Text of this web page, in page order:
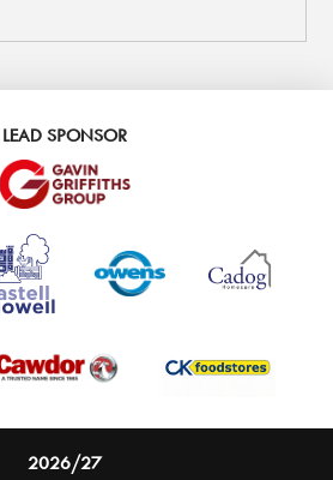
LEAD SPONSOR
2026/27